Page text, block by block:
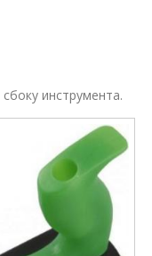
инструмента.